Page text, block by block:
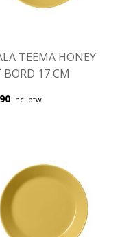
TEEMA HONEY
BORD 17 CM
incl btw